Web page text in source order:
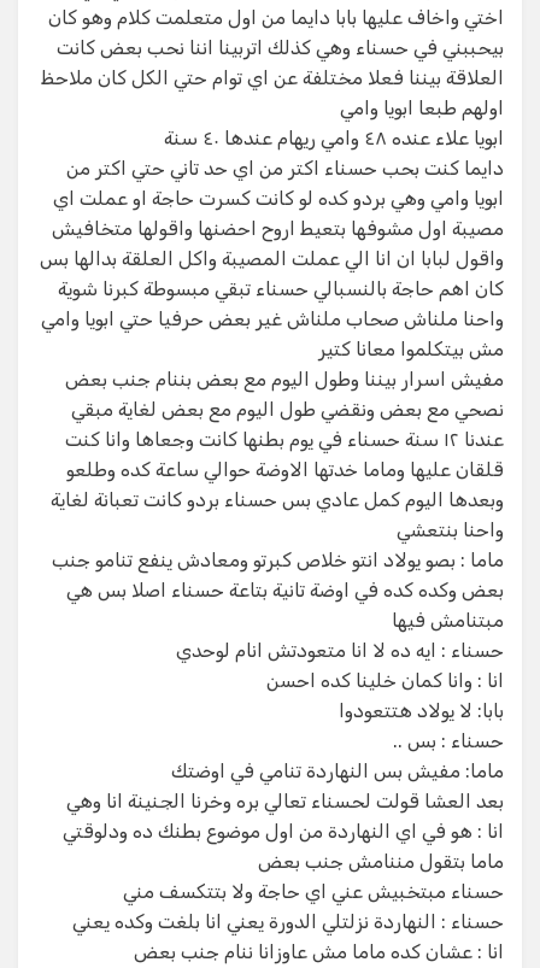
اختي واخاف عليها بابا دايما من اول متعلمت كلام وهو كان
بيحببني في حسناء وهي كذلك اتربينا اننا نحب بعض كانت
العلاقة بيننا فعلا مختلفة عن اي توام حتي الكل كان ملاحظ
اولهم طبعا ابويا وامي
ابويا علاء عنده ٤٨ وامي ريهام عندها ٤٠ سنة
دايما كنت بحب حسناء اكتر من اي حد تاني حتي اكتر من
ابويا وامي وهي بردو كده لو كانت كسرت حاجة او عملت اي
مصيبة اول مشوفها بتعيط اروح احضنها واقولها متخافيش
واقول لبابا ان انا الي عملت المصيبة واكل العلقة بدالها بس
كان اهم حاجة بالنسبالي حسناء تبقي مبسوطة كبرنا شوية
واحنا ملناش صحاب ملناش غير بعض حرفيا حتي ابويا وامي
مش بيتكلموا معانا كتير
مفيش اسرار بيننا وطول اليوم مع بعض بننام جنب بعض
نصحي مع بعض ونقضي طول اليوم مع بعض لغاية مبقي
عندنا ١٢ سنة حسناء في يوم بطنها كانت وجعاها وانا كنت
قلقان عليها وماما خدتها الاوضة حوالي ساعة كده وطلعو
وبعدها اليوم كمل عادي بس حسناء بردو كانت تعبانة لغاية
واحنا بنتعشي
ماما : بصو يولاد انتو خلاص كبرتو ومعادش ينفع تنامو جنب
بعض وكده كده في اوضة تانية بتاعة حسناء اصلا بس هي
مبتنامش فيها
حسناء : ايه ده لا انا متعودتش انام لوحدي
انا : وانا كمان خلينا كده احسن
بابا: لا يولاد هتتعودوا
حسناء : بس ..
ماما: مفيش بس النهاردة تنامي في اوضتك
بعد العشا قولت لحسناء تعالي بره وخرنا الجنينة انا وهي
انا : هو في اي النهاردة من اول موضوع بطنك ده ودلوقتي
ماما بتقول مننامش جنب بعض
حسناء مبتخبيش عني اي حاجة ولا بتتكسف مني
حسناء : النهاردة نزلتلي الدورة يعني انا بلغت وكده يعني
انا : عشان كده ماما مش عاوزانا ننام جنب بعض